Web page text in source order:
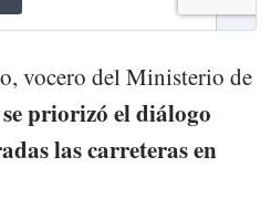
vocero del Ministerio de
se priorizó el diálogo
las carreteras en